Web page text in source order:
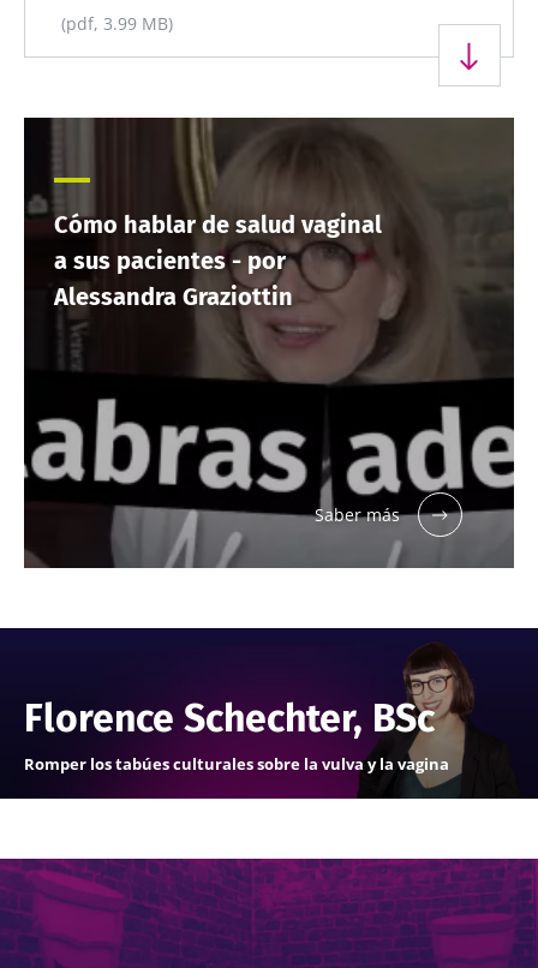
(pdf, 3.99 MB)
Cómo hablar de salud vaginal
a sus pacientes - por
Alessandra Graziottin
Saber más
Florence Schechter, BSc
Romper los tabúes culturales sobre la vulva y la vagina